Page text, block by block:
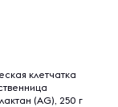
клетчатка
(AG), 250 г